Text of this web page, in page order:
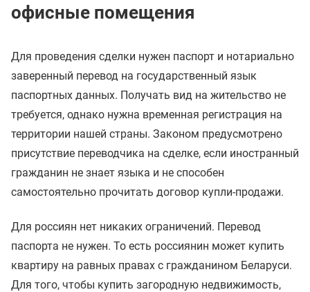
офисные помещения
Для проведения сделки нужен паспорт и нотариально
заверенный перевод на государственный язык
паспортных данных. Получать вид на жительство не
требуется, однако нужна временная регистрация на
территории нашей страны. Законом предусмотрено
присутствие переводчика на сделке, если иностранный
гражданин не знает языка и не способен
самостоятельно прочитать договор купли-продажи.
Для россиян нет никаких ограничений. Перевод
паспорта не нужен. То есть россиянин может купить
квартиру на равных правах с гражданином Беларуси.
Для того, чтобы купить загородную недвижимость,